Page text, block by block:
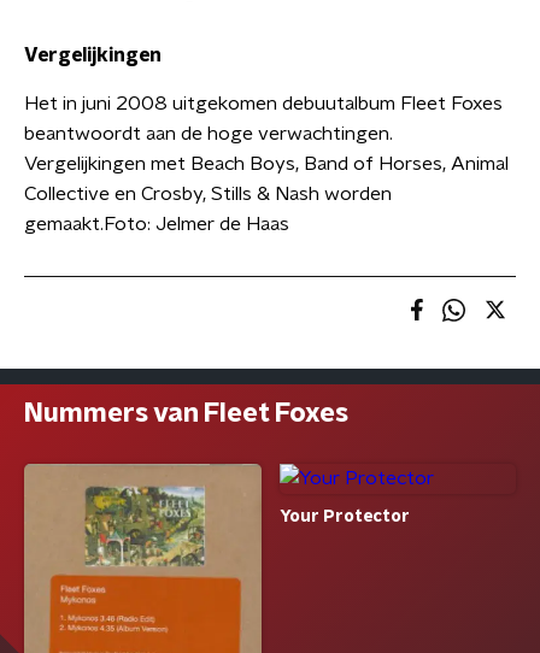
Vergelijkingen
Het in juni 2008 uitgekomen debuutalbum Fleet Foxes
beantwoordt aan de hoge verwachtingen.
Vergelijkingen met Beach Boys, Band of Horses, Animal
Collective en Crosby, Stills & Nash worden
gemaakt.Foto: Jelmer de Haas
Nummers van Fleet Foxes
Your Protector